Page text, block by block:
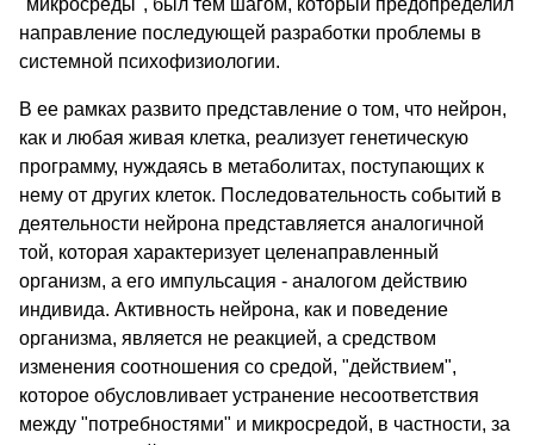
направление последующей разработки проблемы в
системной психофизиологии.
В ее рамках развито представление о том, что нейрон,
как и любая живая клетка, реализует генетическую
программу, нуждаясь в метаболитах, поступающих к
нему от других клеток. Последовательность событий в
деятельности нейрона представляется аналогичной
той, которая характеризует целенаправленный
организм, а его импульсация - аналогом действию
индивида. Активность нейрона, как и поведение
организма, является не реакцией, а средством
изменения соотношения со средой, "действием",
которое обусловливает устранение несоответствия
между "потребностями" и микросредой, в частности, за